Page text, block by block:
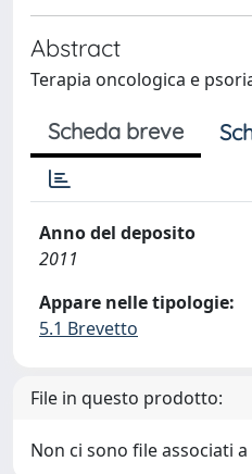
Abstract
Terapia oncologica e
Scheda breve
Anno del deposito
2011
Appare nelle tipologie:
5.1 Brevetto
File in questo prodotto:
Non ci sono file associati